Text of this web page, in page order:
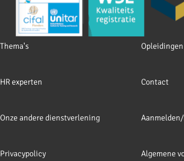
Footer
Thema's Opleidingen
HR experten Contact
Onze andere dienstverlening
Privacypolicy Algemene